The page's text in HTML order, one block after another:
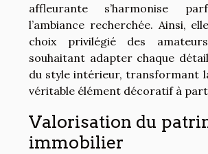
affleurante s’harmonise
l’ambiance recherchée. Ainsi,
choix privilégié des
souhaitant adapter chaque
du style intérieur, transformant
véritable élément décoratif à
Valorisation du
immobilier